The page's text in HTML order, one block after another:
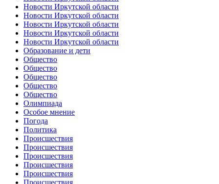
Новости Иркутской области
Новости Иркутской области
Новости Иркутской области
Новости Иркутской области
Новости Иркутской области
Образование и дети
Общество
Общество
Общество
Общество
Общество
Олимпиада
Особое мнение
Погода
Политика
Происшествия
Происшествия
Происшествия
Происшествия
Происшествия
Происшествия